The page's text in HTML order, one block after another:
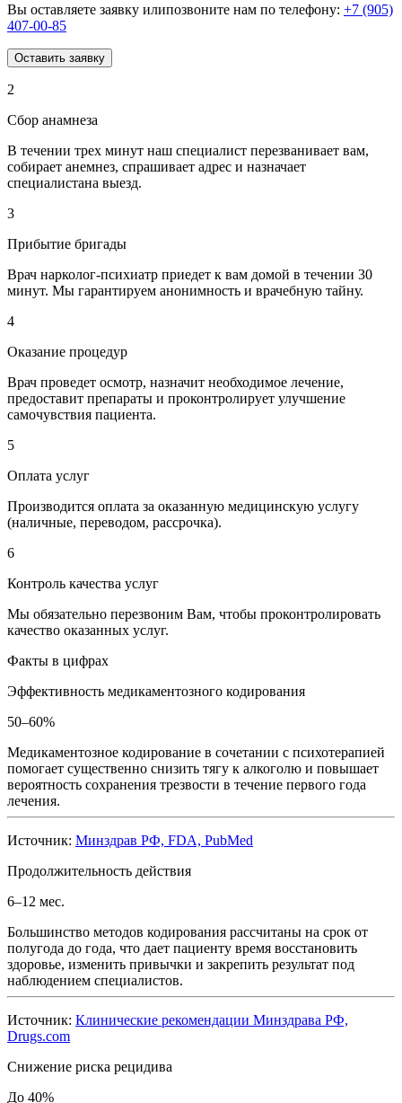
Вы оставляете заявку илипозвоните нам по телефону: +7 (905)
407-00-85
Оставить заявку
2
Сбор анамнеза
В течении трех минут наш специалист перезванивает вам,
собирает анемнез, спрашивает адрес и назначает
специалистана выезд.
3
Прибытие бригады
Врач нарколог-психиатр приедет к вам домой в течении 30
минут. Мы гарантируем анонимность и врачебную тайну.
4
Оказание процедур
Врач проведет осмотр, назначит необходимое лечение,
предоставит препараты и проконтролирует улучшение
самочувствия пациента.
5
Оплата услуг
Производится оплата за оказанную медицинскую услугу
(наличные, переводом, рассрочка).
6
Контроль качества услуг
Мы обязательно перезвоним Вам, чтобы проконтролировать
качество оказанных услуг.
Факты в цифрах
Эффективность медикаментозного кодирования
50–60%
Медикаментозное кодирование в сочетании с психотерапией
помогает существенно снизить тягу к алкоголю и повышает
вероятность сохранения трезвости в течение первого года
лечения.
Источник: Минздрав РФ, FDA, PubMed
Продолжительность действия
6–12 мес.
Большинство методов кодирования рассчитаны на срок от
полугода до года, что дает пациенту время восстановить
здоровье, изменить привычки и закрепить результат под
наблюдением специалистов.
Источник: Клинические рекомендации Минздрава РФ,
Drugs.com
Снижение риска рецидива
До 40%